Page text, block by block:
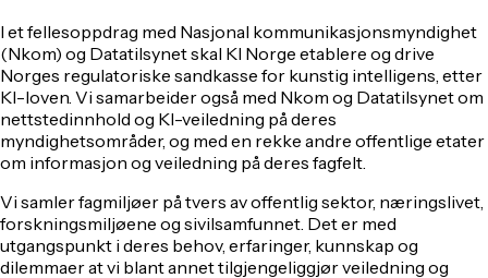
I et fellesoppdrag med Nasjonal kommunikasjonsmyndighet
(Nkom) og Datatilsynet skal KI Norge etablere og drive
Norges regulatoriske sandkasse for kunstig intelligens, etter
KI-loven. Vi samarbeider også med Nkom og Datatilsynet om
nettstedinnhold og KI-veiledning på deres
myndighetsområder, og med en rekke andre offentlige etater
om informasjon og veiledning på deres fagfelt.
Vi samler fagmiljøer på tvers av offentlig sektor, næringslivet,
forskningsmiljøene og sivilsamfunnet. Det er med
utgangspunkt i deres behov, erfaringer, kunnskap og
dilemmaer at vi blant annet tilgjengeliggjør veiledning og